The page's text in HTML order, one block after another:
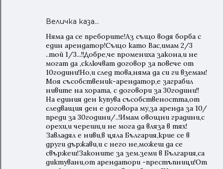
Величка каза…
Няма да се преборите!Аз също водя борба с
един арендатор!Също като Вас,имам 2/3
..той 1/3...!!Добре,че промениха закона,и не
могат да ,сключват договор за повече от
10години!Но,и след това,няма да си ги вземам!
Моя съсобственик-арендатор,е заграбил
нивите на хората, с договори за 30години!!
На единия ден купува съсобствеността,от
следващия ден е договора му,за аренда за 10/
преди за 30години/..!Имам овощни градини,с
орехи,и череши,и не мога да вляза в тях!
Завладял е ниви,в цяла България,крие се в
други държави,и с него не,можеш да се
свържеш!Законите за зем.земи в България,са
диктувани,от арендатори -престъпници!От